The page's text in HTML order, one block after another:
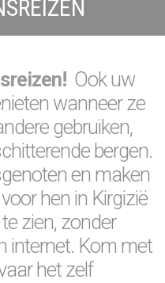
Ook uw
wanneer ze
gebruiken,
bergen.
en maken
hen in Kirgizië
zien, zonder
internet. Kom met
het zelf